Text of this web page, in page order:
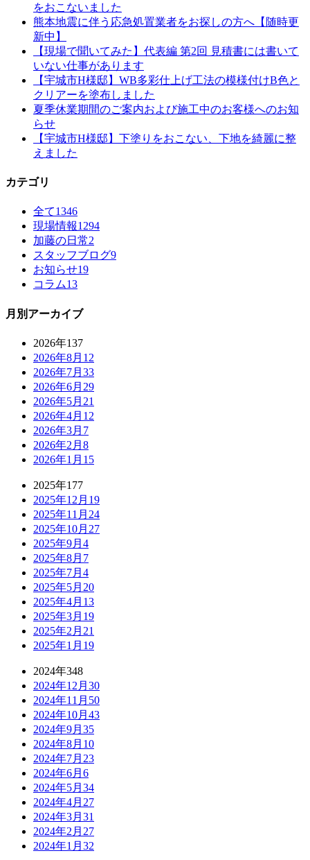
をおこないました
熊本地震に伴う応急処置業者をお探しの方へ【随時更
新中】
【現場で聞いてみた】代表編 第2回 見積書には書いて
いない仕事があります
【宇城市H様邸】WB多彩仕上げ工法の模様付けB色と
クリアーを塗布しました
夏季休業期間のご案内および施工中のお客様へのお知
らせ
【宇城市H様邸】下塗りをおこない、下地を綺麗に整
えました
カテゴリ
全て1346
現場情報1294
加藤の日常2
スタッフブログ9
お知らせ19
コラム13
月別アーカイブ
2026年137
2026年8月 12
2026年7月 33
2026年6月 29
2026年5月 21
2026年4月 12
2026年3月 7
2026年2月 8
2026年1月 15
2025年177
2025年12月 19
2025年11月 24
2025年10月 27
2025年9月 4
2025年8月 7
2025年7月 4
2025年5月 20
2025年4月 13
2025年3月 19
2025年2月 21
2025年1月 19
2024年348
2024年12月 30
2024年11月 50
2024年10月 43
2024年9月 35
2024年8月 10
2024年7月 23
2024年6月 6
2024年5月 34
2024年4月 27
2024年3月 31
2024年2月 27
2024年1月 32